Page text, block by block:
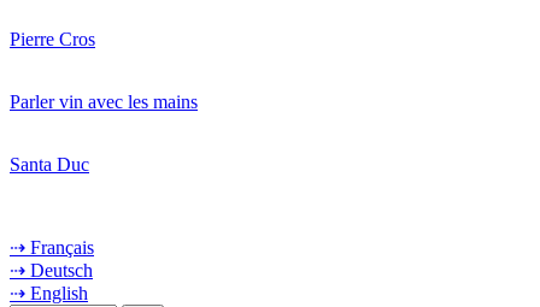
Pierre Cros
Parler vin avec les mains
Santa Duc
⇢ Français
⇢ Deutsch
⇢ English